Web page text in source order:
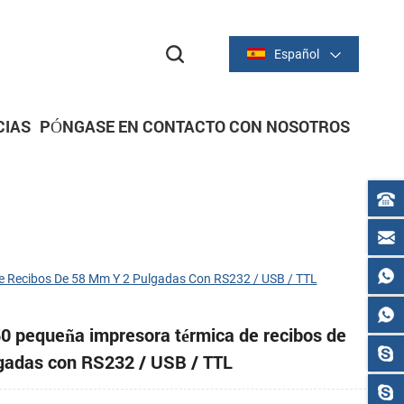
Español
PÓNGASE EN CONTACTO CON NOSOTROS
De 58 Mm Y 2 Pulgadas Con RS232 / USB / TTL
pequeña impresora térmica de recibos de
con RS232 / USB / TTL